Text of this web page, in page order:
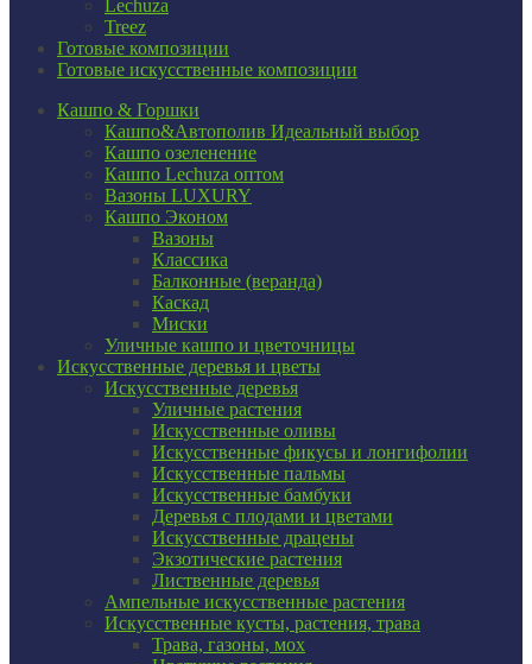
Lechuza
Treez
Готовые композиции
Готовые искусственные композиции
Кашпо & Горшки
Кашпо&Автополив Идеальный выбор
Кашпо озеленение
Кашпо Lechuza оптом
Вазоны LUXURY
Кашпо Эконом
Вазоны
Классика
Балконные (веранда)
Каскад
Миски
Уличные кашпо и цветочницы
Искусственные деревья и цветы
Искусственные деревья
Уличные растения
Искусственные оливы
Искусственные фикусы и лонгифолии
Искусственные пальмы
Искусственные бамбуки
Деревья с плодами и цветами
Искусственные драцены
Экзотические растения
Лиственные деревья
Ампельные искусственные растения
Искусственные кусты, растения, трава
Трава, газоны, мох